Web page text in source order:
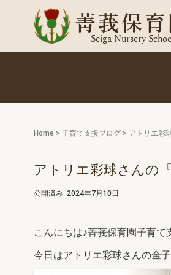
Home >子育て支援ブログ > アトリエ彩
アトリエ彩球さんの
公開済み: 2024年7月10日
こんにちは♪菁莪保育園子育て
今日はアトリエ彩球さんの金